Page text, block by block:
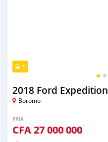
5
2018 Ford Expedition
Boromo
PRIX
CFA27 000 000